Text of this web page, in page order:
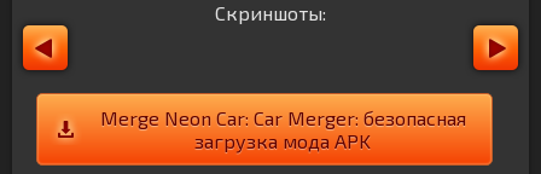
Скриншоты:
Merge Neon Car: Car Merger: безопасная
загрузка мода APK